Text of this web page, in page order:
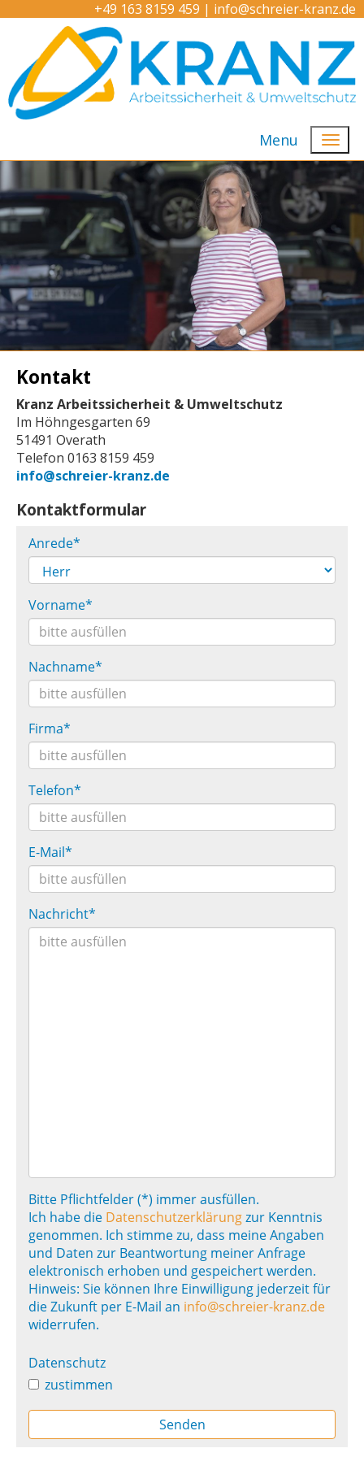
+49 163 8159 459 | info@schreier-kranz.de
Menu
Kontakt
Kranz Arbeitssicherheit & Umweltschutz
Im Höhngesgarten 69
51491 Overath
Telefon 0163 8159 459
info@schreier-kranz.de
Kontaktformular